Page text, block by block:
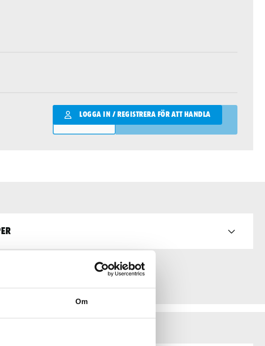
Om
LOGGA IN / REGISTRERA FÖR ATT HANDLA
Qantity
LÄGG I VARUKORGEN